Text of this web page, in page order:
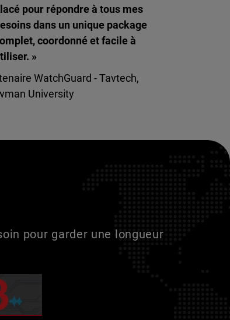
pour répondre à tous mes
dans un unique package
coordonné et facile à
»
WatchGuard - Tavtech,
University
pour garder une longueur